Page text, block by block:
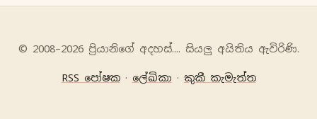
© 2008–2026 ප්‍රියානිගේ අදහස්‍.... සියලු අයිතිය ඇවිරිණි.
RSS පෝෂක· ලේඛිකා · කුකී කැමැත්ත